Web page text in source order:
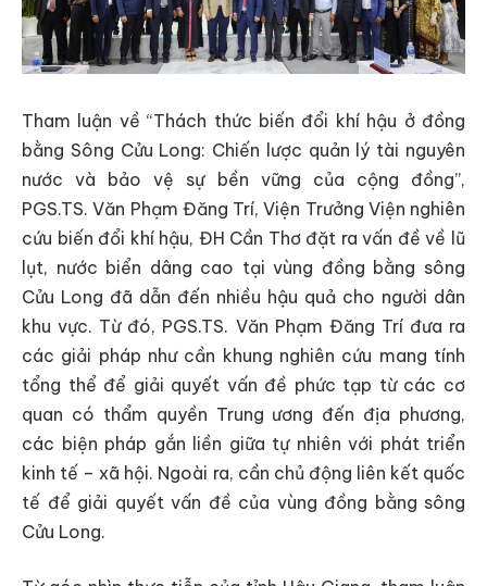
Tham luận về “Thách thức biến đổi khí hậu ở đồng
bằng Sông Cửu Long: Chiến lược quản lý tài nguyên
nước và bảo vệ sự bền vững của cộng đồng”,
PGS.TS. Văn Phạm Đăng Trí, Viện Trưởng Viện nghiên
cứu biến đổi khí hậu, ĐH Cần Thơ đặt ra vấn đề về lũ
lụt, nước biển dâng cao tại vùng đồng bằng sông
Cửu Long đã dẫn đến nhiều hậu quả cho người dân
khu vực. Từ đó, PGS.TS. Văn Phạm Đăng Trí đưa ra
các giải pháp như cần khung nghiên cứu mang tính
tổng thể để giải quyết vấn đề phức tạp từ các cơ
quan có thẩm quyền Trung ương đến địa phương,
các biện pháp gắn liền giữa tự nhiên với phát triển
kinh tế – xã hội. Ngoài ra, cần chủ động liên kết quốc
tế để giải quyết vấn đề của vùng đồng bằng sông
Cửu Long.